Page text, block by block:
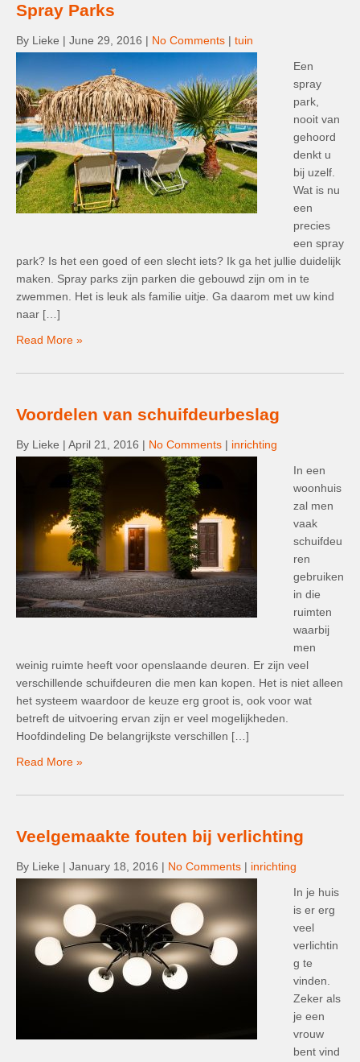
Spray Parks
By Lieke | June 29, 2016 | No Comments | tuin
Een
spray
park,
nooit van
gehoord
denkt u
bij uzelf.
Wat is nu
een
precies
een spray
park? Is het een goed of een slecht iets? Ik ga het jullie duidelijk
maken. Spray parks zijn parken die gebouwd zijn om in te
zwemmen. Het is leuk als familie uitje. Ga daarom met uw kind
naar […]
Read More »
Voordelen van schuifdeurbeslag
By Lieke | April 21, 2016 | No Comments | inrichting
In een
woonhuis
zal men
vaak
schuifdeu
ren
gebruiken
in die
ruimten
waarbij
men
weinig ruimte heeft voor openslaande deuren. Er zijn veel
verschillende schuifdeuren die men kan kopen. Het is niet alleen
het systeem waardoor de keuze erg groot is, ook voor wat
betreft de uitvoering ervan zijn er veel mogelijkheden.
Hoofdindeling De belangrijkste verschillen […]
Read More »
Veelgemaakte fouten bij verlichting
By Lieke | January 18, 2016 | No Comments | inrichting
In je huis
is er erg
veel
verlichtin
g te
vinden.
Zeker als
je een
vrouw
bent vind